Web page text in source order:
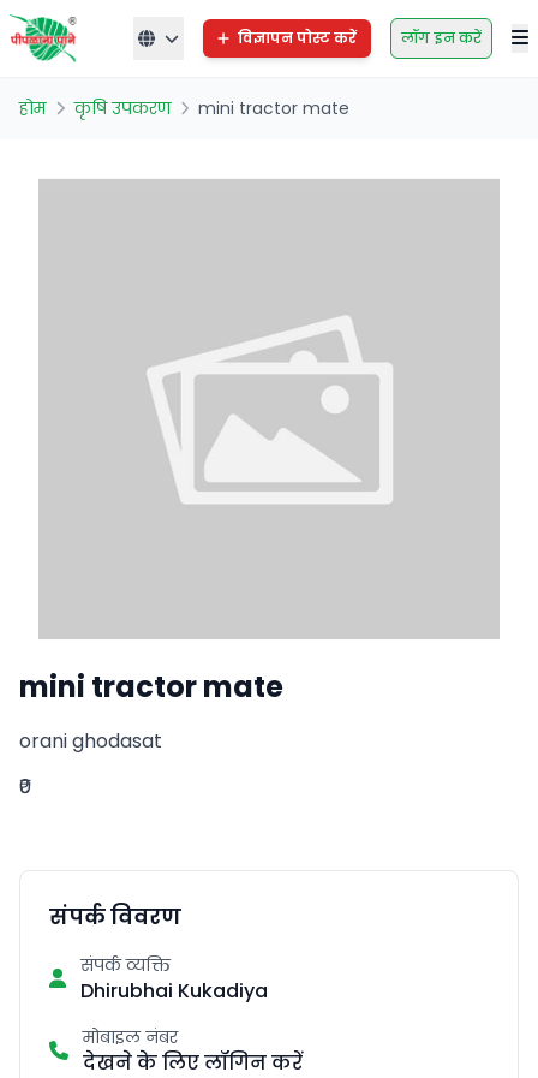
विज्ञापन पोस्ट करें लॉग इन करें
होम कृषि उपकरण mini tractor mate
mini tractor mate
orani ghodasat
₹0
संपर्क विवरण
संपर्क व्यक्ति
Dhirubhai Kukadiya
मोबाइल नंबर
देखने के लिए लॉगिन करें